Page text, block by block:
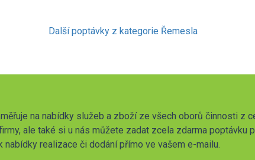
Další poptávky z kategorie Řemesla
na nabídky služeb a zboží ze všech oborů činnosti z
ale také si u nás můžete zadat zcela zdarma poptávku
realizace či dodání přímo ve vašem e-mailu.